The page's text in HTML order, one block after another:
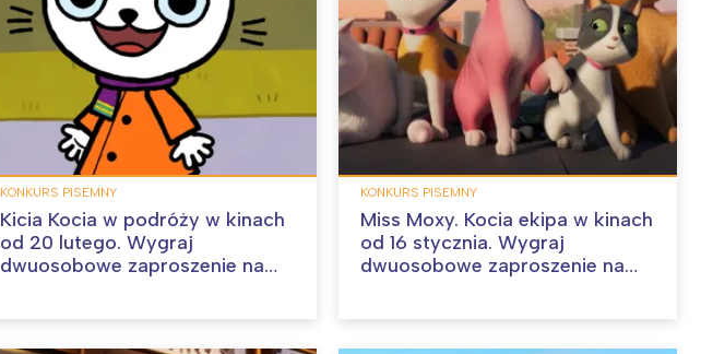
KONKURS PISEMNY
Kicia Kocia w podróży w kinach
od 20 lutego. Wygraj
dwuosobowe zaproszenie na
KONKURS PISEMNY
Miss Moxy. Kocia ekipa w kinach
od 16 stycznia. Wygraj
dwuosobowe zaproszenie na